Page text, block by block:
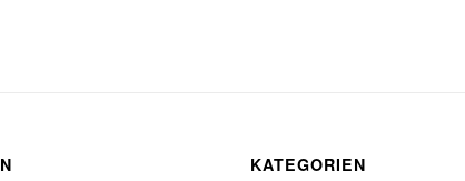
KATEGORIEN